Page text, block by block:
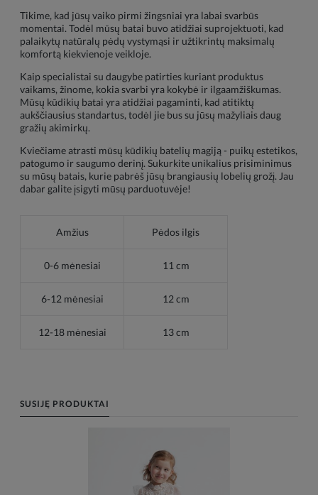
Tikime, kad jūsų vaiko pirmi žingsniai yra labai svarbūs
momentai. Todėl mūsų batai buvo atidžiai suprojektuoti, kad
palaikytų natūralų pėdų vystymąsi ir užtikrintų maksimalų
komfortą kiekvienoje veikloje.
Kaip specialistai su daugybe patirties kuriant produktus
vaikams, žinome, kokia svarbi yra kokybė ir ilgaamžiškumas.
Mūsų kūdikių batai yra atidžiai pagaminti, kad atitiktų
aukščiausius standartus, todėl jie bus su jūsų mažyliais daug
gražių akimirkų.
Kviečiame atrasti mūsų kūdikių batelių magiją - puikų estetikos,
patogumo ir saugumo derinį. Sukurkite unikalius prisiminimus
su mūsų batais, kurie pabrėš jūsų brangiausių lobelių grožį. Jau
dabar galite įsigyti mūsų parduotuvėje!
Amžius Pėdos ilgis
0-6 mėnesiai 11 cm
6-12 mėnesiai 12 cm
12-18 mėnesiai 13 cm
SUSIJĘ PRODUKTAI